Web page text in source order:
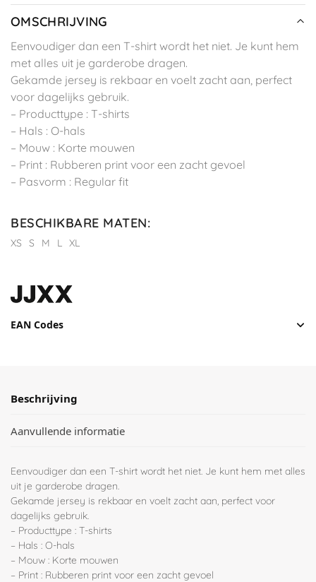
OMSCHRIJVING
Eenvoudiger dan een T-shirt wordt het niet. Je kunt hem
met alles uit je garderobe dragen.
Gekamde jersey is rekbaar en voelt zacht aan, perfect
voor dagelijks gebruik.
– Producttype : T-shirts
– Hals : O-hals
– Mouw : Korte mouwen
– Print : Rubberen print voor een zacht gevoel
– Pasvorm : Regular fit
BESCHIKBARE MATEN:
XS S M L XL
EAN Codes
Beschrijving
Aanvullende informatie
Eenvoudiger dan een T-shirt wordt het niet. Je kunt hem met alles
uit je garderobe dragen.
Gekamde jersey is rekbaar en voelt zacht aan, perfect voor
dagelijks gebruik.
– Producttype : T-shirts
– Hals : O-hals
– Mouw : Korte mouwen
– Print : Rubberen print voor een zacht gevoel